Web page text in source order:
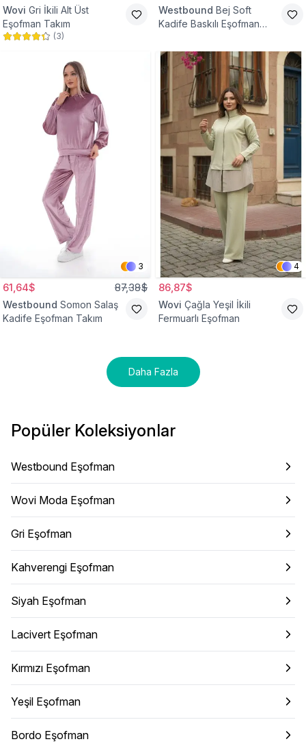
Wovi Gri İkili Alt Üst
Eşofman Takım
(3)
Westbound Bej Soft
Kadife Baskılı Eşofman
3
61,64$ 87,38$
Westbound Somon Salaş
Kadife Eşofman Takım
4
86,87$
Wovi Çağla Yeşil İkili
Fermuarlı Eşofman
Daha Fazla
Popüler Koleksiyonlar
Westbound Eşofman
Wovi Moda Eşofman
Gri Eşofman
Kahverengi Eşofman
Siyah Eşofman
Lacivert Eşofman
Kırmızı Eşofman
Yeşil Eşofman
Bordo Eşofman